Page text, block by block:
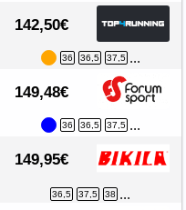
142,50€
36 36,5 37,5 ...
149,48€
36 36,5 37,5 ...
149,95€
36,5 37,5 38 ...